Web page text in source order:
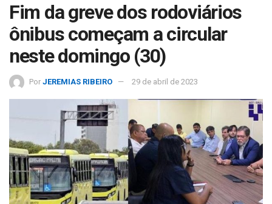
Fim da greve dos rodoviários
ônibus começam a circular
neste domingo (30)
Por JEREMIAS RIBEIRO 29 de abril de 2023